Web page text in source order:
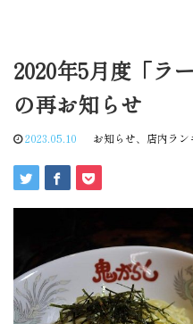
2020年5月度「ラ
の再お知らせ
2023.05.10 お知らせ、 店内ラン